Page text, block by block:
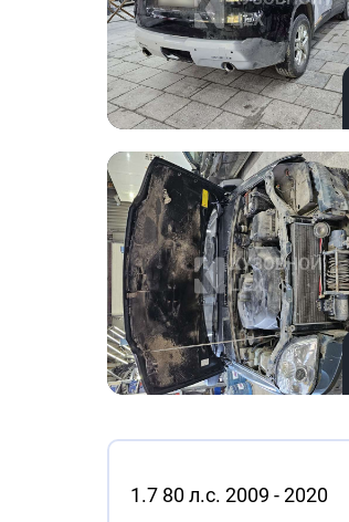
1.7 80 л.с. 2009 - 2020